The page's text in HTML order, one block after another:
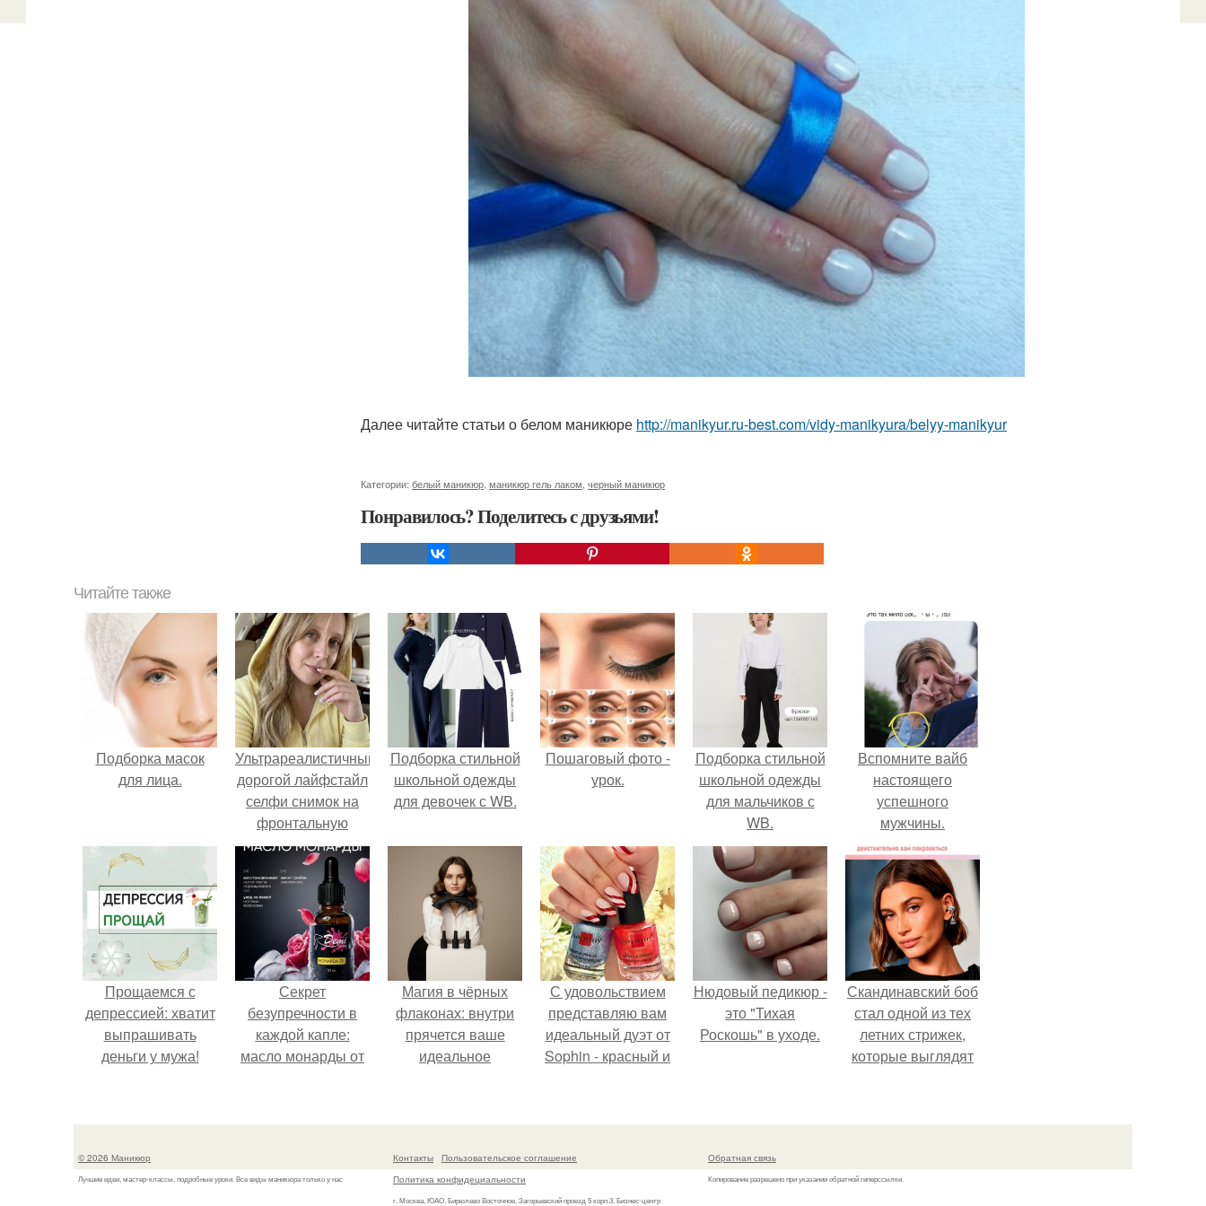
Далее читайте статьи о белом маникюре http://manikyur.ru-best.com/vidy-manikyura/belyy-manikyur
Категории: белый маникюр маникюр гель лаком черный маникюр
Понравилось? Поделитесь с друзьями!
Читайте также
Подборка масок
для лица.
Ультрареалистичный
дорогой лайфстайл
селфи снимок на
фронтальную
камеру.
Подборка стильной
школьной одежды
для девочек с WB.
Пошаговый фото -
урок.
Подборка стильной
школьной одежды
для мальчиков с
WB.
Вспомните вайб
настоящего
успешного
мужчины.
Прощаемся с
депрессией: хватит
выпрашивать
деньги у мужа!
Секрет
безупречности в
каждой капле:
масло монарды от
Магия в чёрных
флаконах: внутри
прячется ваше
идеальное
С удовольствием
представляю вам
идеальный дуэт от
Sophin - красный и
номер 0262.
Нюдовый педикюр -
это "Тихая
Роскошь" в уходе.
Скандинавский боб
стал одной из тех
летних стрижек,
которые выглядят
© 2026 Маникюр
Лучшие идеи, мастер-классы, подробные уроки. Все виды маникюра только у нас
Контакты
Пользовательское соглашение
Политика конфидециальности
г. Москва, ЮАО, Бирюлево Восточное, Загорьевский проезд 5 корп.3, Бизнес-центр
Обратная связь
Копирование разрешено при указании обратной гиперссылки.